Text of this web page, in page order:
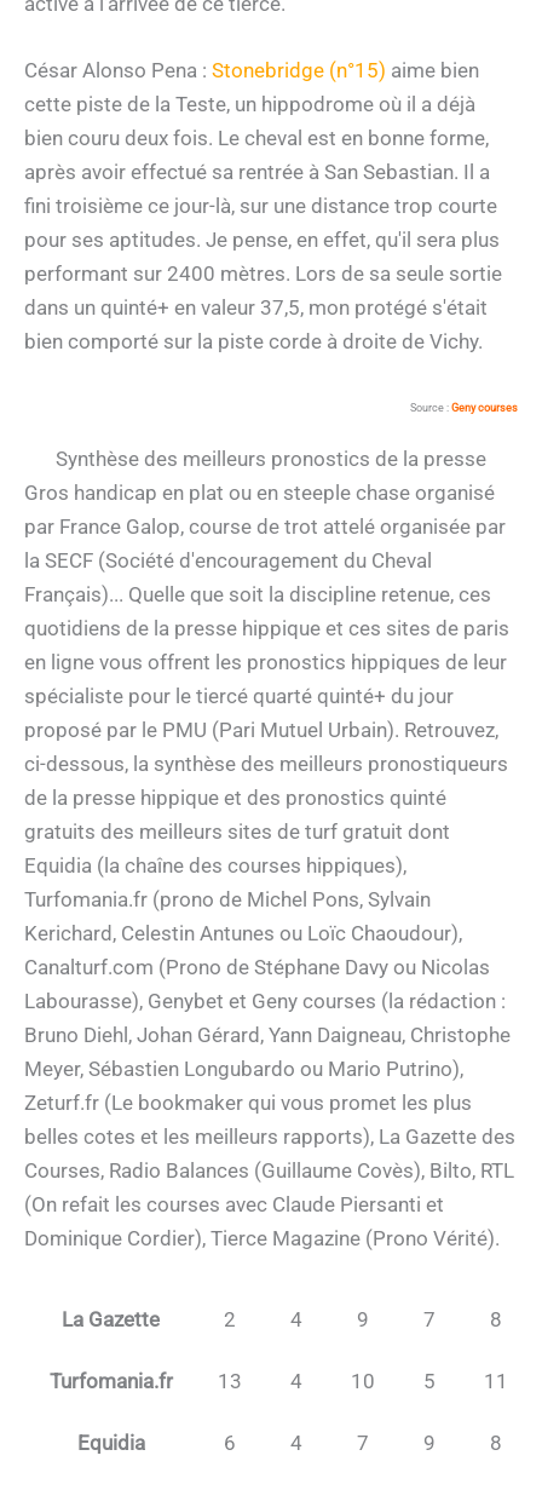
César Alonso Pena : Stonebridge (n°15) aime bien
cette piste de la Teste, un hippodrome où il a déjà
bien couru deux fois. Le cheval est en bonne forme,
après avoir effectué sa rentrée à San Sebastian. Il a
fini troisième ce jour-là, sur une distance trop courte
pour ses aptitudes. Je pense, en effet, qu'il sera plus
performant sur 2400 mètres. Lors de sa seule sortie
dans un quinté+ en valeur 37,5, mon protégé s'était
bien comporté sur la piste corde à droite de Vichy.
Source : Geny courses
Synthèse des meilleurs pronostics de la presse
Gros handicap en plat ou en steeple chase organisé
par France Galop, course de trot attelé organisée par
la SECF (Société d'encouragement du Cheval
Français)... Quelle que soit la discipline retenue, ces
quotidiens de la presse hippique et ces sites de paris
en ligne vous offrent les pronostics hippiques de leur
spécialiste pour le tiercé quarté quinté+ du jour
proposé par le PMU (Pari Mutuel Urbain). Retrouvez,
ci-dessous, la synthèse des meilleurs pronostiqueurs
de la presse hippique et des pronostics quinté
gratuits des meilleurs sites de turf gratuit dont
Equidia (la chaîne des courses hippiques),
Turfomania.fr (prono de Michel Pons, Sylvain
Kerichard, Celestin Antunes ou Loïc Chaoudour),
Canalturf.com (Prono de Stéphane Davy ou Nicolas
Labourasse), Genybet et Geny courses (la rédaction :
Bruno Diehl, Johan Gérard, Yann Daigneau, Christophe
Meyer, Sébastien Longubardo ou Mario Putrino),
Zeturf.fr (Le bookmaker qui vous promet les plus
belles cotes et les meilleurs rapports), La Gazette des
Courses, Radio Balances (Guillaume Covès), Bilto, RTL
(On refait les courses avec Claude Piersanti et
Dominique Cordier), Tierce Magazine (Prono Vérité).
La Gazette 2 4 9 7 8
Turfomania.fr 13 4 10 5 11
Equidia 6 4 7 9 8